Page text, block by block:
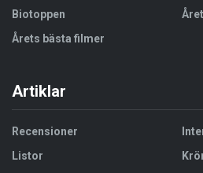
Biotoppen
Årets bästa filmer
Artiklar
Recensioner
Listor